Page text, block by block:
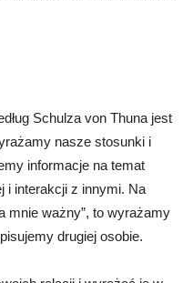
Schulza von Thuna jest
nasze stosunki i
informacje na temat
i interakcji z innymi. Na
mnie ważny”, to wyrażamy
drugiej osobie.